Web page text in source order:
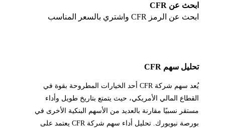
ابحث عن CFR
ابحث عن الرمز CFR واشتري بالسعر المناسب
تحليل سهم CFR
يُعد سهم شركة CFR أحد الخيارات المطروحة بقوة في
القطاع المالي الأمريكي، حيث يتمتع بتاريخ طويل وأداء
مستقر نسبيًا مقارنة بالعديد من الأسهم البنكية الأخرى في
بورصة نيويورك. تحليل أداء سهم شركة CFR يعتمد على